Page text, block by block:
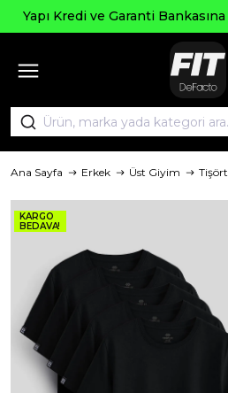
Peşin Fiyatına 6 Taksit
Ana Sayfa Erkek Üst Giyim Tişört
KARGO
BEDAVA!